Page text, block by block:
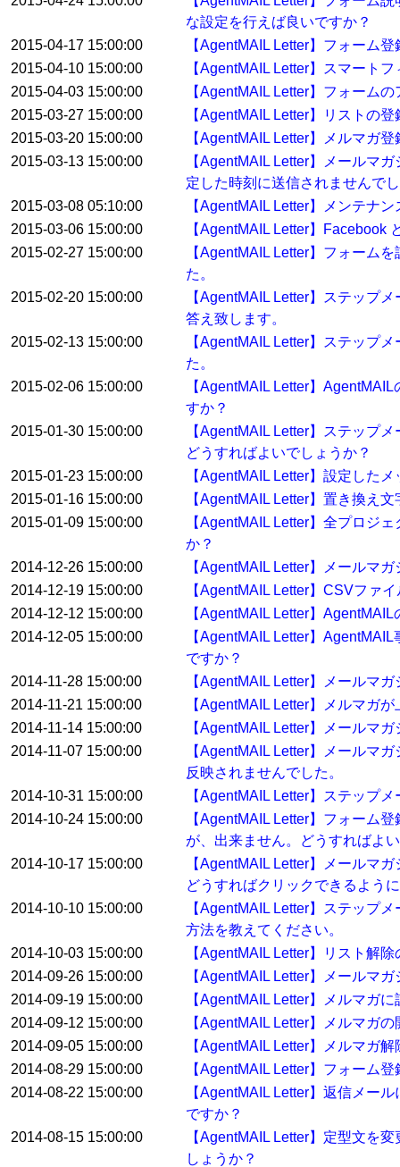
な設定を行えば良いですか？
2015-04-17 15:00:00
【AgentMAIL Letter】フォーム
2015-04-10 15:00:00
【AgentMAIL Letter】スマート
2015-04-03 15:00:00
【AgentMAIL Letter】フォーム
2015-03-27 15:00:00
【AgentMAIL Letter】リストの
2015-03-20 15:00:00
【AgentMAIL Letter】メルマガ
2015-03-13 15:00:00
【AgentMAIL Letter】メールマ
定した時刻に送信されませんで
2015-03-08 05:10:00
【AgentMAIL Letter】メンテナ
2015-03-06 15:00:00
【AgentMAIL Letter】Facebook
2015-02-27 15:00:00
【AgentMAIL Letter】フォーム
た。
2015-02-20 15:00:00
【AgentMAIL Letter】ステップ
答え致します。
2015-02-13 15:00:00
【AgentMAIL Letter】ステップ
た。
2015-02-06 15:00:00
【AgentMAIL Letter】
すか？
2015-01-30 15:00:00
【AgentMAIL Letter】ステップ
どうすればよいでしょうか？
2015-01-23 15:00:00
【AgentMAIL Letter】設定した
2015-01-16 15:00:00
【AgentMAIL Letter】置き換え
2015-01-09 15:00:00
【AgentMAIL Letter】全プロジ
か？
2014-12-26 15:00:00
【AgentMAIL Letter】メールマ
2014-12-19 15:00:00
【AgentMAIL Letter】CSVファ
2014-12-12 15:00:00
【AgentMAIL Letter】
2014-12-05 15:00:00
【AgentMAIL Letter】
ですか？
2014-11-28 15:00:00
【AgentMAIL Letter】メールマ
2014-11-21 15:00:00
【AgentMAIL Letter】メルマガ
2014-11-14 15:00:00
【AgentMAIL Letter】メールマ
2014-11-07 15:00:00
【AgentMAIL Letter】メールマ
反映されませんでした。
2014-10-31 15:00:00
【AgentMAIL Letter】ステップ
2014-10-24 15:00:00
【AgentMAIL Letter】フォーム
が、出来ません。どうすればよ
2014-10-17 15:00:00
【AgentMAIL Letter】メールマ
どうすればクリックできるよう
2014-10-10 15:00:00
【AgentMAIL Letter】ステップ
方法を教えてください。
2014-10-03 15:00:00
【AgentMAIL Letter】リスト解
2014-09-26 15:00:00
【AgentMAIL Letter】メールマ
2014-09-19 15:00:00
【AgentMAIL Letter】メルマガ
2014-09-12 15:00:00
【AgentMAIL Letter】メルマガ
2014-09-05 15:00:00
【AgentMAIL Letter】メルマガ
2014-08-29 15:00:00
【AgentMAIL Letter】フォーム
2014-08-22 15:00:00
【AgentMAIL Letter】返信メー
ですか？
2014-08-15 15:00:00
【AgentMAIL Letter】定型文を
しょうか？